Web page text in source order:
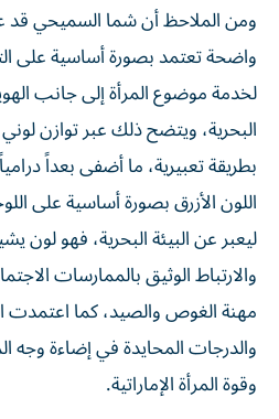
ومن الملاحظ أن شما السميحي
واضحة تعتمد بصورة أساسية على
لخدمة موضوع المرأة إلى جانب
البحرية، ويتضح ذلك عبر توازن
بطريقة تعبيرية، ما أضفى بعداً
اللون الأزرق بصورة أساسية على
ليعبر عن البيئة البحرية، فهو لون
والارتباط الوثيق بالممارسات
مهنة الغوص والصيد، كما اعتمدت
والدرجات المحايدة في إضاءة وجه
وقوة المرأة الإماراتية.